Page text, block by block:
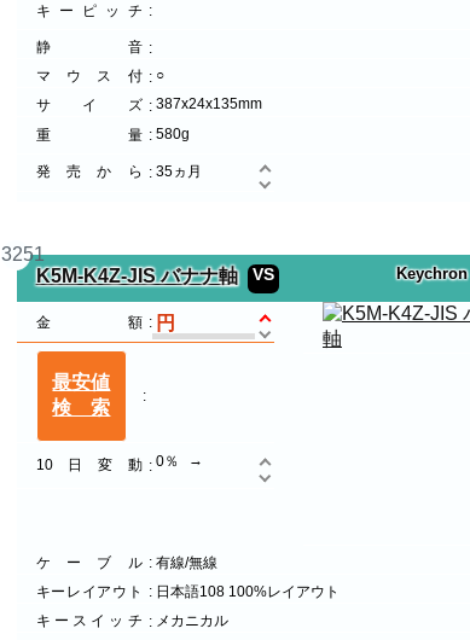
キーピッチ
静音
マウス付
○
サイズ
387x24x135mm
重量
580g
発売から 35ヵ月
3251
K5M-K4Z-JIS バナナ軸
VS Keychron
金額
最安値
検索
10日変動 0％
ケーブル
有線/無線
キーレイアウト
日本語108 100%レイアウト
キースイッチ
メカニカル